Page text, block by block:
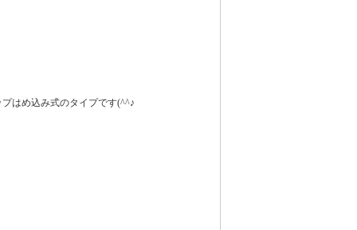
はめ込み式のタイプです(^^♪